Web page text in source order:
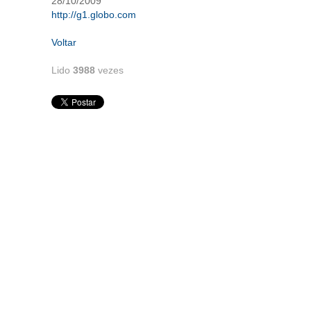
http://g1.globo.com
Voltar
Lido 3988 vezes